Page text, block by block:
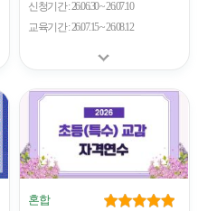
신청기간 26.06.30 ~ 26.07.10
교육기간 26.07.15 ~ 26.08.12
혼합